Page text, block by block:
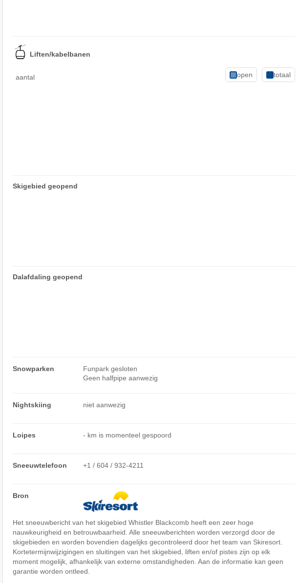
Liften/kabelbanen
aantal open totaal
Skigebied geopend
Dalafdaling geopend
Snowparken
Funpark gesloten
Geen halfpipe aanwezig
Nightskiing niet aanwezig
Loipes - km is momenteel gespoord
Sneeuwtelefoon +1 / 604 / 932-4211
Bron
Het sneeuwbericht van het skigebied Whistler Blackcomb heeft een zeer hoge
nauwkeurigheid en betrouwbaarheid. Alle sneeuwberichten worden verzorgd door de
skigebieden en worden bovendien dagelijks gecontroleerd door het team van Skiresort.
Kortetermijnwijzigingen en sluitingen van het skigebied, liften en/of pistes zijn op elk
moment mogelijk, afhankelijk van externe omstandigheden. Aan de informatie kan geen
garantie worden ontleed.